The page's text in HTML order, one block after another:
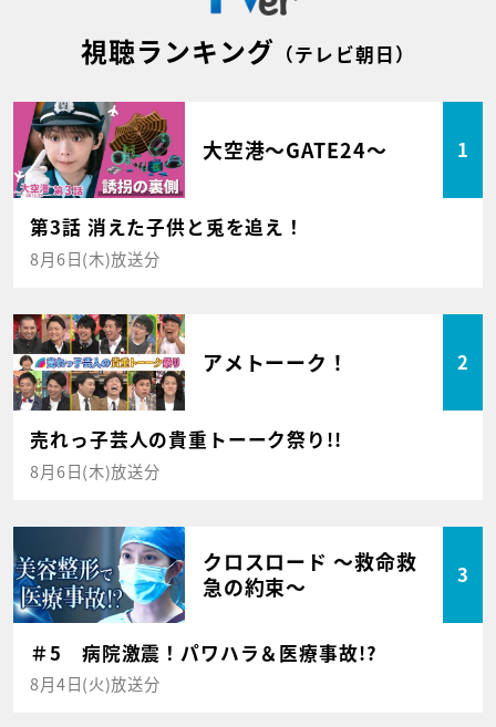
視聴ランキング （テレビ朝日）
大空港～GATE24～ 1
第3話 消えた子供と兎を追え！
8月6日(木)放送分
アメトーーク！ 2
売れっ子芸人の貴重トーーク祭り!!
8月6日(木)放送分
クロスロード ～救命救
急の約束～
3
＃5 病院激震！パワハラ＆医療事故!?
8月4日(火)放送分